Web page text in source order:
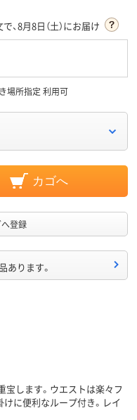
、8月8日（土）にお届け
場所指定 利用可
カゴへ
登録
あります。
宝します。ウエストは楽々フ
に便利なループ付き。レイ